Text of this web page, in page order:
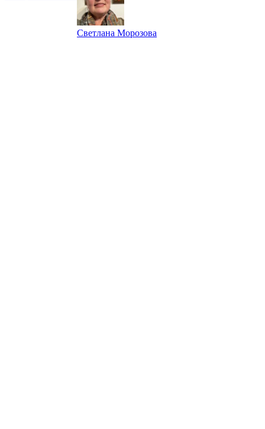
Светлана Морозова